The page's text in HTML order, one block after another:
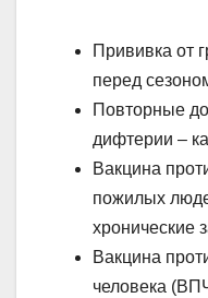
Прививка от
перед
Повторные
дифтерии –
Вакцина
пожилых
хронические
Вакцина
человека